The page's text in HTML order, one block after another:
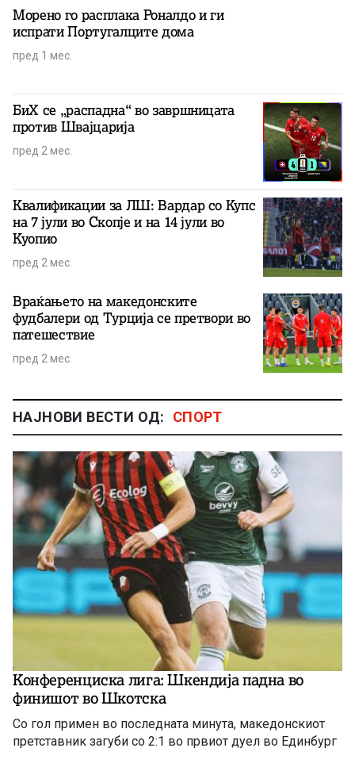
Морено го расплака Роналдо и ги
испрати Португалците дома
пред 1 мес.
БиХ се „распадна“ во завршницата
против Швајцарија
пред 2 мес.
Квалификации за ЛШ: Вардар со Купс
на 7 јули во Скопје и на 14 јули во
Куопио
пред 2 мес.
Враќањето на македонските
фудбалери од Турција се претвори во
патешествие
пред 2 мес.
НАЈНОВИ ВЕСТИ ОД: СПОРТ
Конференциска лига: Шкендија падна во
финишот во Шкотска
Со гол примен во последната минута, македонскиот
претставник загуби со 2:1 во првиот дуел во Единбург